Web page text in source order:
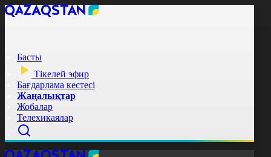
Басты
Тікелей эфир
Бағдарлама кестесі
Жаңалықтар
Жобалар
Телехикаялар